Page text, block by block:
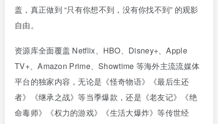
盖，真正做到 “只有你想不到，没有你找不到” 的观影
自由。
资源库全面覆盖 Netflix、HBO、Disney+、Apple
TV+、Amazon Prime、Showtime 等海外主流流媒体
平台的独家内容，无论是《怪奇物语》《最后生还
者》《继承之战》等当季爆款，还是《老友记》《绝
命毒师》《权力的游戏》《生活大爆炸》等传世经